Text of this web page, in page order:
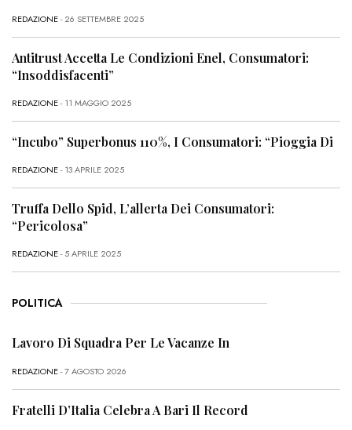
REDAZIONE- 26 SETTEMBRE 2025
Antitrust Accetta Le Condizioni Enel, Consumatori:
“Insoddisfacenti”
REDAZIONE- 11 MAGGIO 2025
“Incubo” Superbonus 110%, I Consumatori: “Pioggia Di
REDAZIONE- 13 APRILE 2025
Truffa Dello Spid, L’allerta Dei Consumatori:
“Pericolosa”
REDAZIONE- 5 APRILE 2025
POLITICA
Lavoro Di Squadra Per Le Vacanze In
REDAZIONE- 7 AGOSTO 2026
Fratelli D’Italia Celebra A Bari Il Record